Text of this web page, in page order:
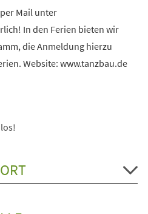
Mail unter
In den Ferien bieten wir
die Anmeldung hierzu
Website: www.tanzbau.de